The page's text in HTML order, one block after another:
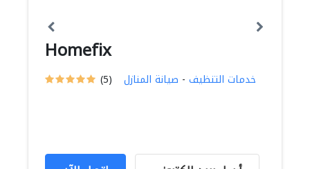
Homefix
(5) خدمات التنظيف - صيانة المنازل